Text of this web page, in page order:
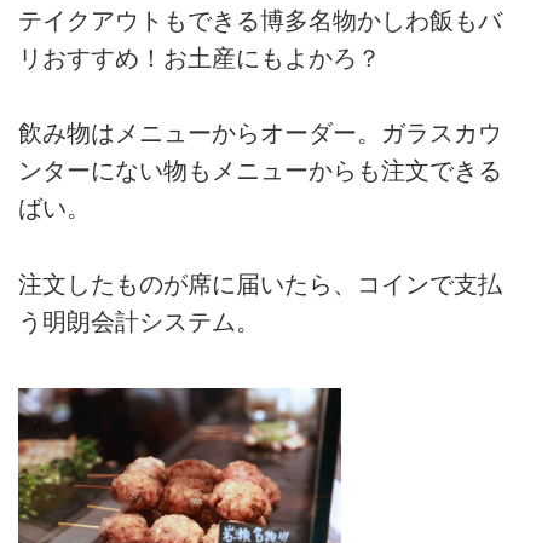
テイクアウトもできる博多名物かしわ飯もバ
リおすすめ！お土産にもよかろ？
飲み物はメニューからオーダー。ガラスカウ
ンターにない物もメニューからも注文できる
ばい。
注文したものが席に届いたら、コインで支払
う明朗会計システム。